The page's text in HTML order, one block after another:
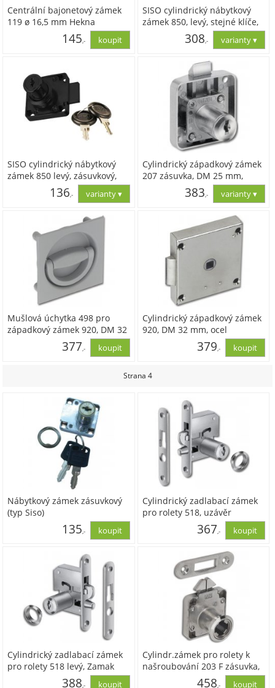
Centrální bajonetový zámek
119 ø 16,5 mm Hekna
145,-
SISO cylindrický nábytkový
zámek 850, levý, stejné klíče,
308,-
254,89
SISO cylindrický nábytkový
zámek 850 levý, zásuvkový,
rozdílné klíče,zamak černý
136,-
Cylindrický západkový zámek
207 zásuvka, DM 25 mm,
Zamak poniklovaný, bez
383,-
Mušlová úchytka 498 pro
západkový zámek 920, DM 32
mm, plast RAL 7037
377,-
Cylindrický západkový zámek
920, DM 32 mm, ocel
379,-
Strana 4
Nábytkový zámek zásuvkový
(typ Siso)
135,-
Cylindrický zadlabací zámek
pro rolety 518, uzávěr
směrem dolů, Zamak ponikl.
367 ,-
Cylindrický zadlabací zámek
pro rolety 518 levý, Zamak
388,-
Cylindr.zámek pro rolety k
našroubování 203 F zásuvka,
Zamak ponikl./ocel pozink
458 ,-